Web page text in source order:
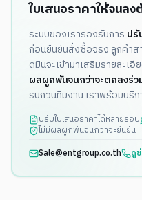
ใบเสนอราคาให้จนลง
ระบบของเรารองรับการ ปรั
ก่อนยืนยันสั่งซื้อจริง ลูกค้าส
ดมินจะเข้ามาเสริมรายละเอี
ผลผูกพันจนกว่าจะตกลงร่
รบกวนทีมงาน เราพร้อมบริก
ปรับใบเสนอราคาได้หลายรอบ
ไม่มีผลผูกพันจนกว่าจะยืนยัน
Sale@entgroup.co.th
ดู